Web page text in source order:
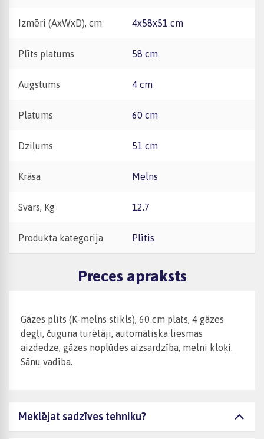
Izmēri (AxWxD), cm 4x58x51 cm
Plīts platums 58 cm
Augstums 4 cm
Platums 60 cm
Dziļums 51 cm
Krāsa Melns
Svars, Kg 12.7
Produkta kategorija Plītis
Preces apraksts
Gāzes plīts (K-melns stikls), 60 cm plats, 4 gāzes
degļi, čuguna turētāji, automātiska liesmas
aizdedze, gāzes noplūdes aizsardzība, melni kloķi.
Sānu vadība.
Meklējat sadzīves tehniku?